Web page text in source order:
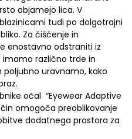
objamejo lica. V
tudi po dolgotrajni
Za čiščenje in
enostavno odstraniti iz
imamo različno trde in
poljubno uravnamo, kako
očal “Eyewear Adaptive
omogoča preoblikovanje
dodatnega prostora za